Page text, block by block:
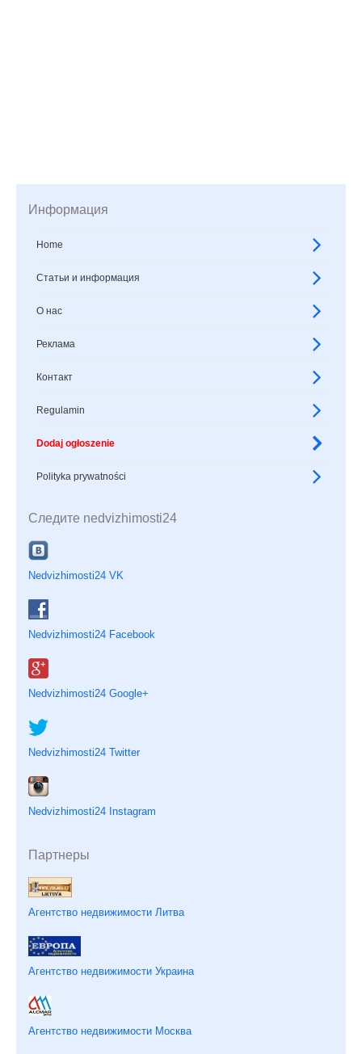
Информация
Home
Статьи и информация
О нас
Реклама
Контакт
Regulamin
Dodaj ogłoszenie
Polityka prywatności
Следите nedvizhimosti24
Nedvizhimosti24 VK
Nedvizhimosti24 Facebook
Nedvizhimosti24 Google+
Nedvizhimosti24 Twitter
Nedvizhimosti24 Instagram
Партнеры
Агентство недвижимости Литва
Агентство недвижимости Украина
Агентство недвижимости Москва